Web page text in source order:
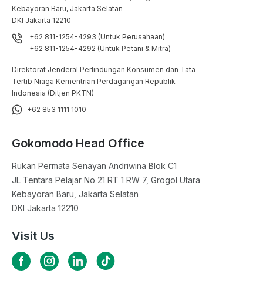
Kebayoran Baru, Jakarta Selatan
DKI Jakarta 12210
+62 811-1254-4293 (Untuk Perusahaan)
+62 811-1254-4292 (Untuk Petani & Mitra)
Direktorat Jenderal Perlindungan Konsumen dan Tata
Tertib Niaga Kementrian Perdagangan Republik
Indonesia (Ditjen PKTN)
+62 853 1111 1010
Gokomodo Head Office
Rukan Permata Senayan Andriwina Blok C1
JL Tentara Pelajar No 21 RT 1 RW 7, Grogol Utara
Kebayoran Baru, Jakarta Selatan
DKI Jakarta 12210
Visit Us